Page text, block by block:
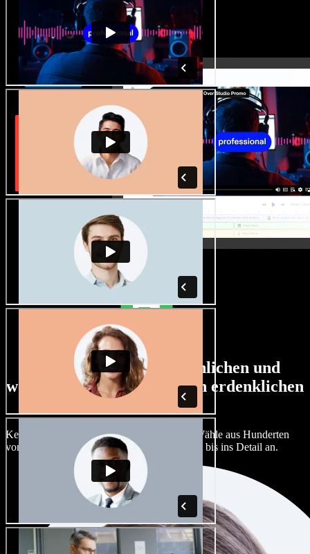
Große Auswahl an männlichen und
weiblichen Stimmen in allen erdenklichen
Akzenten
Kein Projekt muss wie das andere klingen. Wähle aus Hunderten
von KI-Stimmen und Akzenten und passe sie bis ins Detail an.